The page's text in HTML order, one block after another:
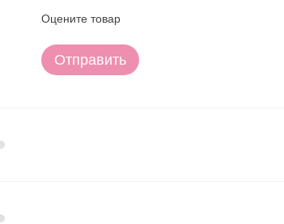
Оцените товар
Отправить